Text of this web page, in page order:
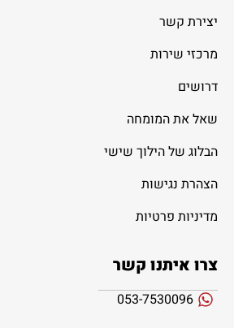
יצירת קשר
מרכזי שירות
דרושים
שאל את המומחה
הבלוג של הילוך שישי
הצהרת נגישות
מדיניות פרטיות
צרו איתנו קשר
053-7530096